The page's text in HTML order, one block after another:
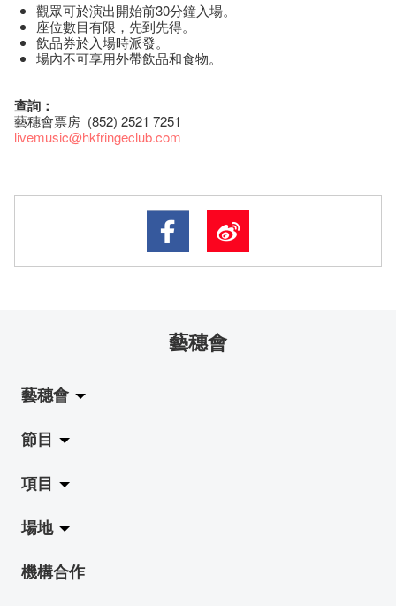
觀眾可於演出開始前30分鐘入場。
座​位​數目​有​限​，先到先得。
飲品券於入場時派發。
場內不可享用外帶飲品和食物。
查詢：
藝穗會票房 (852) 2521 7251
livemusic@hkfringeclub.com
藝穗會
藝穗會
關於藝穗會
藝穗會的演化
使命與宗旨
藝穗會架構
節目
拉闊
展覽
演出
項目
Jazz-Go-Central, Jazz-Go-Fringe
LPL
場地
陳麗玲畫廊
機構合作